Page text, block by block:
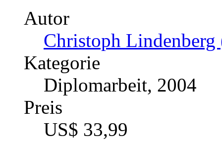
Autor
Christoph
Kategorie
Diplomarbeit, 2004
Preis
US$ 33,99